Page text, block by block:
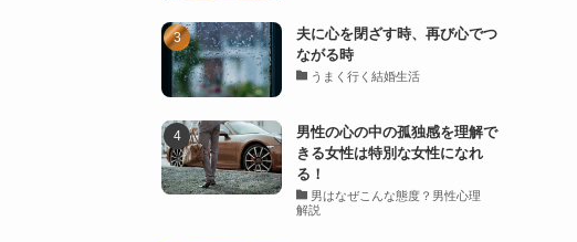
夫に心を閉ざす時、再び心でつ
ながる時
うまく行く結婚生活
男性の心の中の孤独感を理解で
きる女性は特別な女性になれ
る！
男はなぜこんな態度？男性心理
解説